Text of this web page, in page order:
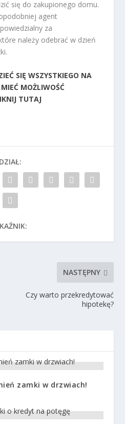
się do zakupionego domu.
agent
za
należy odebrać w dzień
SIĘ WSZYSTKIEGO NA
MOŻLIWOŚĆ
TUTAJ
NASTĘPNY
Czy warto przekredytować
hipotekę?
zamki w drzwiach!